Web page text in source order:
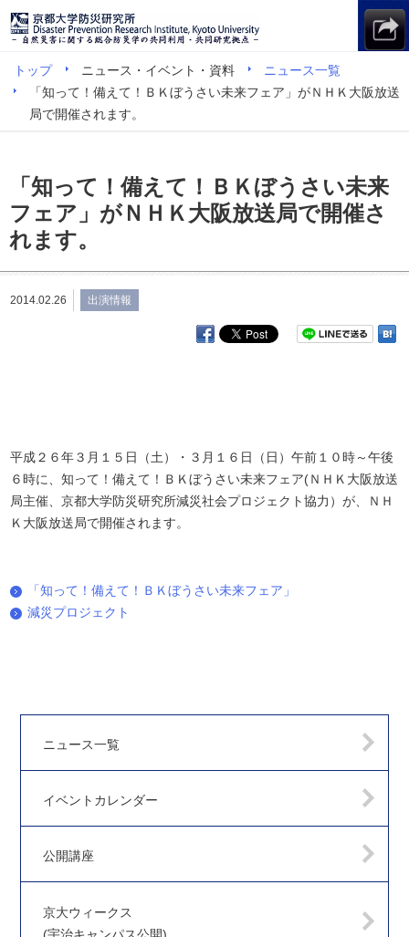
トップ ニュース・イベント・資料
ニュース一覧
「知って！備えて！ＢＫぼうさい未来フェア」がＮＨＫ大阪放送
局で開催されます。
「知って！備えて！ＢＫぼうさい未来
フェア」がＮＨＫ大阪放送局で開催さ
れます。
2014.02.26 出演情報
平成２６年３月１５日（土）・３月１６日（日）午前１０時～午後
６時に、知って！備えて！ＢＫぼうさい未来フェア(ＮＨＫ大阪放送
局主催、京都大学防災研究所減災社会プロジェクト協力）が、ＮＨ
Ｋ大阪放送局で開催されます。
「知って！備えて！ＢＫぼうさい未来フェア」
減災プロジェクト
ニュース一覧
イベントカレンダー
公開講座
京大ウィークス
(宇治キャンパス公開)